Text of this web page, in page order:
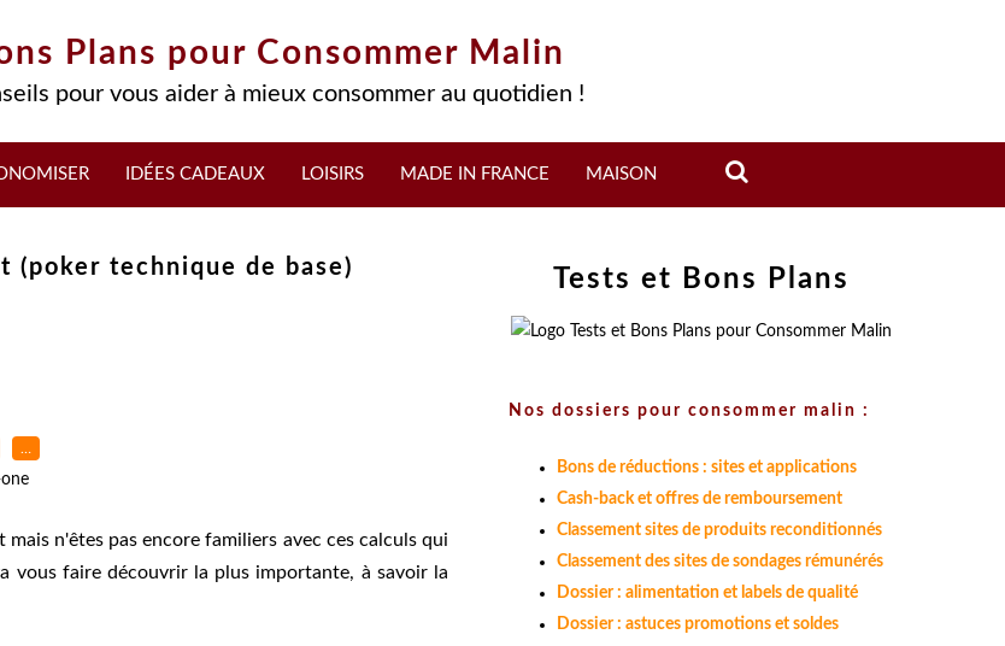
Plans pour Consommer Malin
pour vous aider à mieux consommer au quotidien !
IDÉES CADEAUX LOISIRS MADE IN FRANCE MAISON
(poker technique de base)
…
n'êtes pas encore familiers avec ces calculs qui
vous faire découvrir la plus importante, à savoir la
Tests et Bons Plans
Nos dossiers pour consommer malin :
Bons de réductions : sites et applications
Cash-back et offres de remboursement
Classement sites de produits reconditionnés
Classement des sites de sondages rémunérés
Dossier : alimentation et labels de qualité
Dossier : astuces promotions et soldes